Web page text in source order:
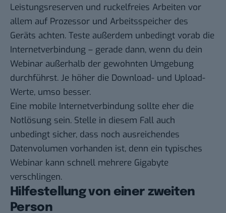
Leistungsreserven und ruckelfreies Arbeiten vor
allem auf Prozessor und Arbeitsspeicher des
Geräts achten. Teste außerdem unbedingt vorab die
Internetverbindung – gerade dann, wenn du dein
Webinar außerhalb der gewohnten Umgebung
durchführst. Je höher die Download- und Upload-
Werte, umso besser.
Eine mobile Internetverbindung sollte eher die
Notlösung sein. Stelle in diesem Fall auch
unbedingt sicher, dass noch ausreichendes
Datenvolumen vorhanden ist, denn ein typisches
Webinar kann schnell mehrere Gigabyte
verschlingen.
Hilfestellung von einer zweiten
Person